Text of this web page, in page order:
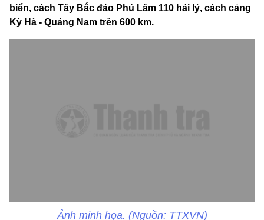
biển, cách Tây Bắc đảo Phú Lâm 110 hải lý, cách cảng
Kỳ Hà - Quảng Nam trên 600 km.
Ảnh minh họa. (Nguồn: TTXVN)